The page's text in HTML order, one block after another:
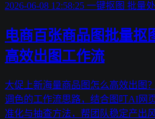
2026-06-08 12:58:25 一键抠图 批量
电商百张商品图批量抠
高效出图工作流
大促上新海量商品图怎么高效出图
调色的工作流思路，结合图叮AI网
准化与抽查方法，帮团队稳定产出